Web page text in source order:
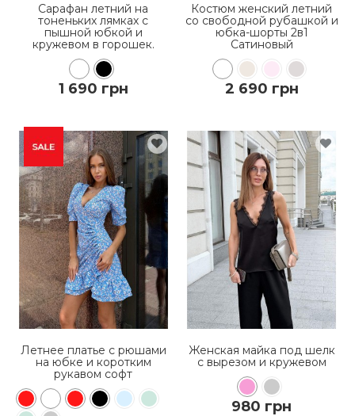
КУПИТЬ
ПОДРОБНЕЕ
Сарафан летний на
тоненьких лямках с
пышной юбкой и
кружевом в горошек.
1 690 грн
КУПИТЬ
ПОДРОБНЕЕ
Костюм женский летний
со свободной рубашкой и
юбка-шорты 2в1
Сатиновый
2 690 грн
Летнее платье с рюшами
на юбке и коротким
рукавом софт
Женская майка под шелк
с вырезом и кружевом
980 грн